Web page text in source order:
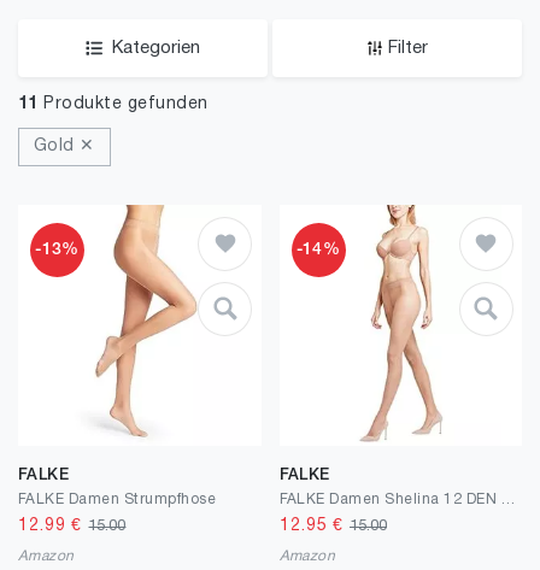
Kategorien Filter
11 Produkte gefunden
Gold ✕
-13%
FALKE
FALKE Damen Strumpfhose
12.99 €15.00
Amazon
-14%
FALKE
12.95 € 15.00
Amazon